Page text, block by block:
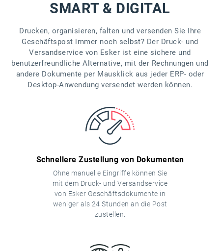
SMART & DIGITAL
Drucken, organisieren, falten und versenden Sie Ihre
Geschäftspost immer noch selbst? Der Druck- und
Versandservice von Esker ist eine sichere und
benutzerfreundliche Alternative, mit der Rechnungen und
andere Dokumente per Mausklick aus jeder ERP- oder
Desktop-Anwendung versendet werden können.
Schnellere Zustellung von Dokumenten
Ohne manuelle Eingriffe können Sie
mit dem Druck- und Versandservice
von Esker Geschäftsdokumente in
weniger als 24 Stunden an die Post
zustellen.